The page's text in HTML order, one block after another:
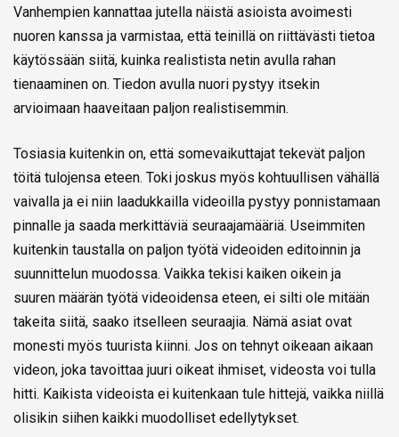
Vanhempien kannattaa jutella näistä asioista avoimesti
nuoren kanssa ja varmistaa, että teinillä on riittävästi tietoa
käytössään siitä, kuinka realistista netin avulla rahan
tienaaminen on. Tiedon avulla nuori pystyy itsekin
arvioimaan haaveitaan paljon realistisemmin.
Tosiasia kuitenkin on, että somevaikuttajat tekevät paljon
töitä tulojensa eteen. Toki joskus myös kohtuullisen vähällä
vaivalla ja ei niin laadukkailla videoilla pystyy ponnistamaan
pinnalle ja saada merkittäviä seuraajamääriä. Useimmiten
kuitenkin taustalla on paljon työtä videoiden editoinnin ja
suunnittelun muodossa. Vaikka tekisi kaiken oikein ja
suuren määrän työtä videoidensa eteen, ei silti ole mitään
takeita siitä, saako itselleen seuraajia. Nämä asiat ovat
monesti myös tuurista kiinni. Jos on tehnyt oikeaan aikaan
videon, joka tavoittaa juuri oikeat ihmiset, videosta voi tulla
hitti. Kaikista videoista ei kuitenkaan tule hittejä, vaikka niillä
olisikin siihen kaikki muodolliset edellytykset.